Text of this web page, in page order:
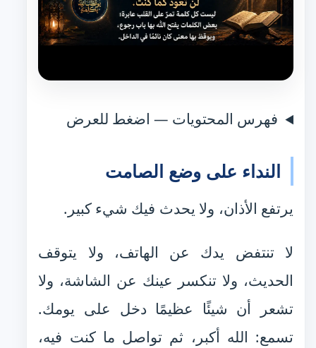
فهرس المحتويات — اضغط للعرض
النداء على وضع الصامت
يرتفع الأذان، ولا يحدث فيك شيء كبير.
لا تنتفض يدك عن الهاتف، ولا يتوقف
الحديث، ولا تنكسر عينك عن الشاشة، ولا
تشعر أن شيئًا عظيمًا دخل على يومك.
تسمع: الله أكبر، ثم تواصل ما كنت فيه،